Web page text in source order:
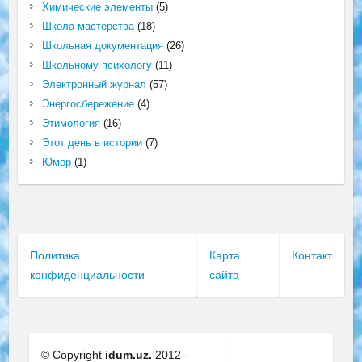
Химические элементы(5)
Школа мастерства(18)
Школьная документация(26)
Школьному психологу(11)
Электронный журнал (57)
Энергосбережение(4)
Этимология(16)
Этот день в истории(7)
Юмор(1)
Политика
конфиденциальности
Карта
сайта
Контакт
© Copyright idum.uz. 2012 -